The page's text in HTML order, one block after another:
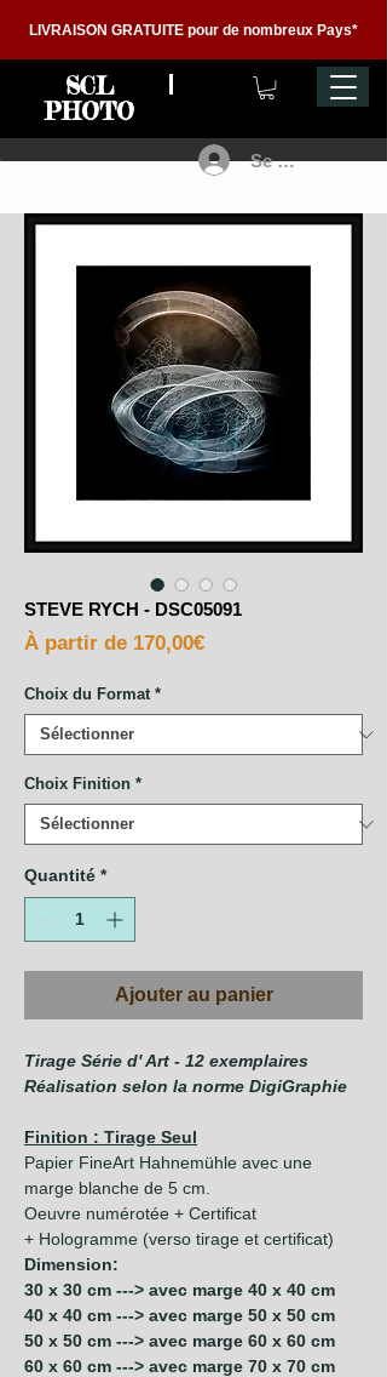
LIVRAISON GRATUITE pour de nombreux Pays*
SCL
PHOTO
Se connecter
STEVE RYCH - DSC05091
À partir de 170,00€Prix
Choix du Format *
Choix Finition *
Quantité *
Ajouter au panier
Tirage Série d' Art - 12 exemplaires
Réalisation selon la norme DigiGraphie
Finition : Tirage Seul
Papier FineArt Hahnemühle avec une
marge blanche de 5 cm.
Oeuvre numérotée + Certificat
+ Hologramme (verso tirage et certificat)
Dimension:
30 x 30 cm ---> avec marge 40 x 40 cm
40 x 40 cm ---> avec marge 50 x 50 cm
50 x 50 cm ---> avec marge 60 x 60 cm
60 x 60 cm ---> avec marge 70 x 70 cm